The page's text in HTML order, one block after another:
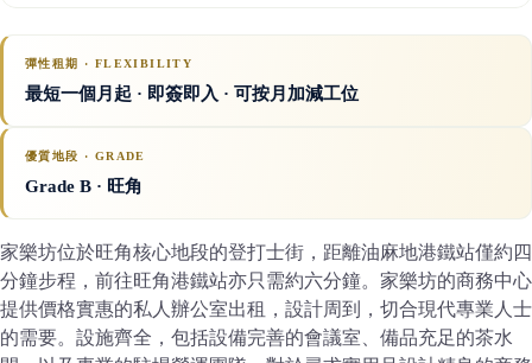
彈性租期 · FLEXIBILITY
最短一個月起 · 即簽即入 · 可按月加減工位
優質地段 · GRADE
Grade B · 旺角
家樂坊位於旺角核心地段的登打士街，距離油麻地港鐵站僅約四
分鐘步程，前往旺角港鐵站亦只需約六分鐘。家樂坊的商務中心
提供價格實惠的私人辦公室出租，設計周到，切合現代專業人士
的需要。設施齊全，包括設備完善的會議室、備品充足的茶水